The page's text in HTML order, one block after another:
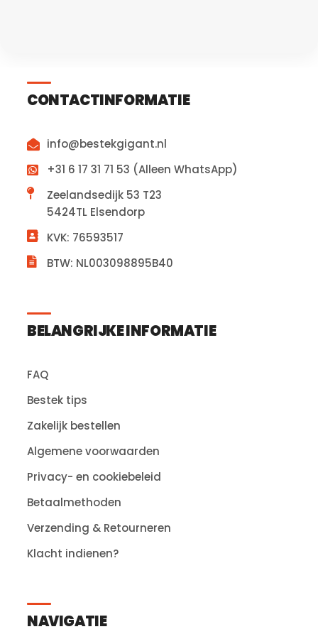
CONTACTINFORMATIE
info@bestekgigant.nl
+31 6 17 31 71 53 (Alleen WhatsApp)
Zeelandsedijk 53 T23
5424TL Elsendorp
KVK: 76593517
BTW: NL003098895B40
BELANGRIJKE INFORMATIE
FAQ
Bestek tips
Zakelijk bestellen
Algemene voorwaarden
Privacy- en cookiebeleid
Betaalmethoden
Verzending & Retourneren
Klacht indienen?
NAVIGATIE